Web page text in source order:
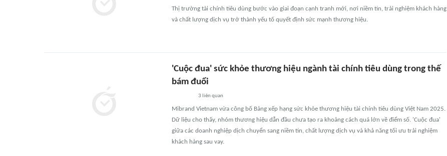
Thị trường tài chính tiêu dùng bước vào giai đoạn cạnh tranh mới, nơi niềm tin, trải nghiệm khách hàng
và chất lượng dịch vụ trở thành yếu tố quyết định sức mạnh thương hiệu.
'Cuộc đua' sức khỏe thương hiệu ngành tài chính tiêu dùng trong thế
bám đuổi
3 liên quan
Mibrand Vietnam vừa công bố Bảng xếp hạng sức khỏe thương hiệu tài chính tiêu dùng Việt Nam 2025.
Dữ liệu cho thấy, nhóm thương hiệu dẫn đầu chưa tạo ra khoảng cách quá lớn về điểm số. 'Cuộc đua'
giữa các doanh nghiệp dịch chuyển sang niềm tin, chất lượng dịch vụ và khả năng tối ưu trải nghiệm
khách hàng sau vay.